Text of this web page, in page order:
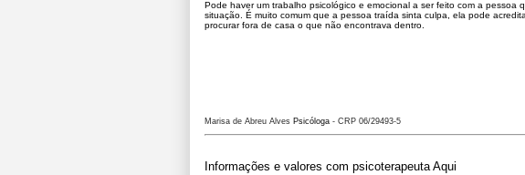
Pode haver um trabalho psicológico e emocional a ser feito com a
situação. É muito comum que a pessoa traída sinta culpa, ela pode
procurar fora de casa o que não encontrava dentro.
Marisa de Abreu Alves Psicóloga - CRP 06/29493-5
Informações e valores com psicoterapeuta Aqui